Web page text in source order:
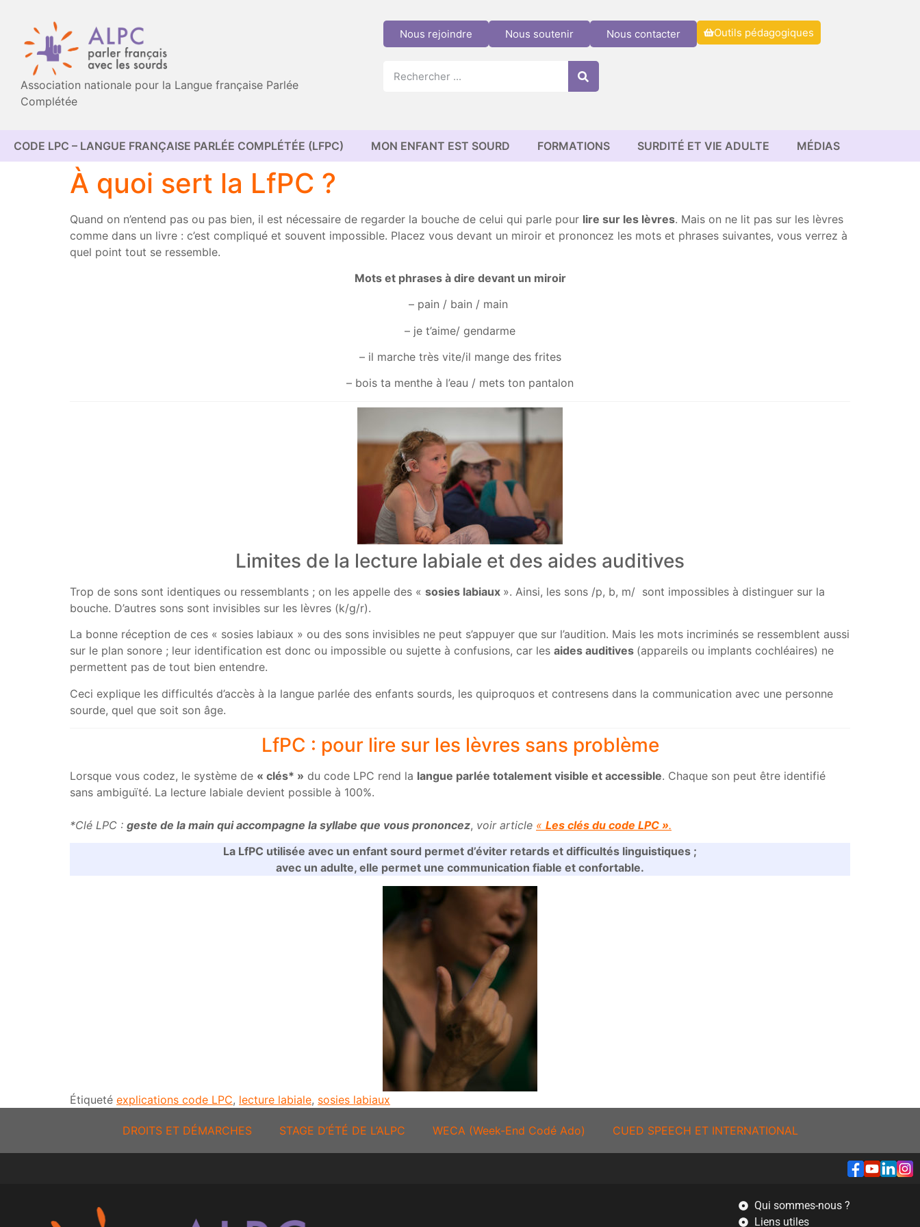
Association nationale pour la Langue française Parlée
Complétée
Nous rejoindre Nous soutenir Nous contacter Outils pédagogiques
CODE LPC – LANGUE FRANÇAISE PARLÉE COMPLÉTÉE (LFPC) MON ENFANT EST SOURD FORMATIONS SURDITÉ ET VIE ADULTE MÉDIAS
À quoi sert la LfPC ?
Quand on n’entend pas ou pas bien, il est nécessaire de regarder la bouche de celui qui parle pour lire sur les lèvres. Mais on ne lit pas sur les lèvres
comme dans un livre : c’est compliqué et souvent impossible. Placez vous devant un miroir et prononcez les mots et phrases suivantes, vous verrez à
quel point tout se ressemble.
Mots et phrases à dire devant un miroir
– pain / bain / main
– je t’aime/ gendarme
– il marche très vite/il mange des frites
– bois ta menthe à l’eau / mets ton pantalon
Limites de la lecture labiale et des aides auditives
Trop de sons sont identiques ou ressemblants ; on les appelle des « sosies labiaux ». Ainsi, les sons /p, b, m/ sont impossibles à distinguer sur la
bouche. D’autres sons sont invisibles sur les lèvres (k/g/r).
La bonne réception de ces « sosies labiaux » ou des sons invisibles ne peut s’appuyer que sur l’audition. Mais les mots incriminés se ressemblent aussi
sur le plan sonore ; leur identification est donc ou impossible ou sujette à confusions, car les aides auditives (appareils ou implants cochléaires) ne
permettent pas de tout bien entendre.
Ceci explique les difficultés d’accès à la langue parlée des enfants sourds, les quiproquos et contresens dans la communication avec une personne
sourde, quel que soit son âge.
LfPC : pour lire sur les lèvres sans problème
Lorsque vous codez, le système de « clés* » du code LPC rend la langue parlée totalement visible et accessible. Chaque son peut être identifié
sans ambiguïté. La lecture labiale devient possible à 100%.
*Clé LPC : geste de la main qui accompagne la syllabe que vous prononcez, voir article « Les clés du code LPC ».
La LfPC utilisée avec un enfant sourd permet d’éviter retards et difficultés linguistiques ;
avec un adulte, elle permet une communication fiable et confortable.
Étiqueté explications code LPC, lecture labiale, sosies labiaux
DROITS ET DÉMARCHES STAGE D’ÉTÉ DE L’ALPC WECA (Week-End Codé Ado) CUED SPEECH ET INTERNATIONAL
Qui sommes-nous ?
Liens utiles